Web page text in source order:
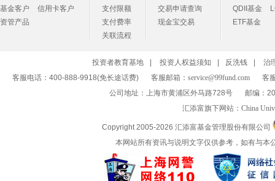
基金客户
信用卡客户
资管产品
支付限额
支付费率
关联流程
交易申请查询
现金宝交易
QDII基金
ETF基金
投资者教育基地 投资人权益须知 反洗钱
治
客服电话：400-888-9918(免长途话费)
客服邮箱： service@99fund.com
客
公司地址：上海市黄浦区外马路728号
邮编：
汇添富旗下网站： China
Copyright 2005-2026 汇添富基金管理股份有限公司
本网站所有资讯与说明文字仅供参考，如有与本